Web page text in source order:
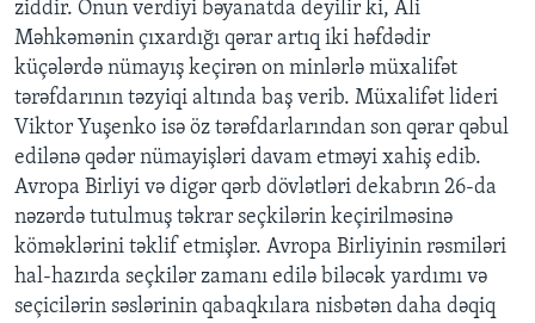
Dillər
ziddir. Onun verdiyi bəyanatda deyilir ki, Ali
Məhkəmənin çıxardığı qərar artıq iki həfdədir
küçələrdə nümayış keçirən on minlərlə müxalifət
tərəfdarının təzyiqi altında baş verib. Müxalifət lideri
Viktor Yuşenko isə öz tərəfdarlarından son qərar qəbul
edilənə qədər nümayişləri davam etməyi xahiş edib.
Avropa Birliyi və digər qərb dövlətləri dekabrın 26-da
nəzərdə tutulmuş təkrar seçkilərin keçirilməsinə
köməklərini təklif etmişlər. Avropa Birliyinin rəsmiləri
hal-hazırda seçkilər zamanı edilə biləcək yardımı və
seçicilərin səslərinin qabaqkılara nisbətən daha dəqiq